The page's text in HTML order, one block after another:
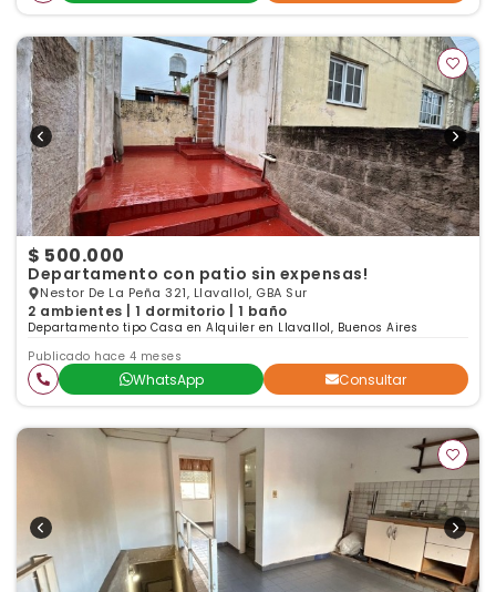
$ 500.000
Departamento con patio sin expensas!
Nestor De La Peña 321, Llavallol, GBA Sur
2 ambientes | 1 dormitorio | 1 baño
Departamento tipo Casa en Alquiler en Llavallol, Buenos Aires
Publicado hace 4 meses
WhatsApp Consultar